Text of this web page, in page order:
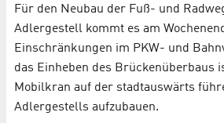
Für den Neubau der Fuß- und
Adlergestell kommt es am
Einschränkungen im PKW- und
das Einheben des Brückenüberbaus
Mobilkran auf der stadtauswärts
Adlergestells aufzubauen.